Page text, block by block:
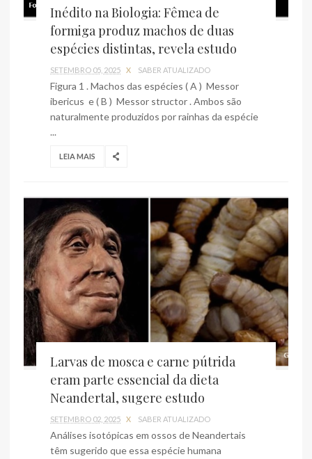
Inédito na Biologia: Fêmea de
formiga produz machos de duas
espécies distintas, revela estudo
SETEMBRO 05, 2025 X SABER ATUALIZADO
Figura 1 . Machos das espécies ( A ) Messor
ibericus e ( B ) Messor structor . Ambos são
naturalmente produzidos por rainhas da espécie
...
LEIA MAIS
Larvas de mosca e carne pútrida
eram parte essencial da dieta
Neandertal, sugere estudo
SETEMBRO 02, 2025 X SABER ATUALIZADO
Análises isotópicas em ossos de Neandertais
têm sugerido que essa espécie humana